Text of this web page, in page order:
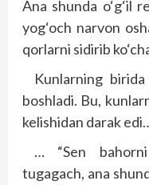
Ana shunda o‘g‘il
yog‘och narvon
qorlarni sidirib
Kunlarning
boshladi. Bu,
kelishidan darak
… “Sen bahorni
tugagach, ana